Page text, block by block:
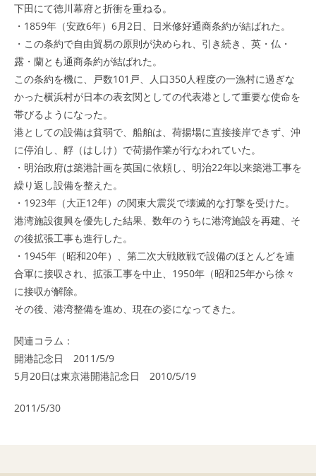
下田にて徳川幕府と折衝を重ねる。
・1859年（安政6年）6月2日、日米修好通商条約が結ばれた。
・この条約で自由貿易の原則が決められ、引き続き、英・仏・
露・蘭とも通商条約が結ばれた。
この条約を機に、戸数101戸、人口350人程度の一漁村に過ぎな
かった横浜村が日本の表玄関としての代表港として重要な使命を
帯びるようになった。
港としての設備は貧弱で、船舶は、荷揚場に直接接岸できず、沖
に停泊し、艀（はしけ）で荷揚作業が行なわれていた。
・明治政府は築港計画を英国に依頼し、明治22年以来築港工事を
繰り返し設備を整えた。
・1923年（大正12年）の関東大震災で壊滅的な打撃を受けた。
港湾施設復興を優先した結果、数年のうちに港湾施設を再建、そ
の後拡張工事も進行した。
・1945年（昭和20年）、第二次大戦敗戦で設備のほとんどを連
合軍に接収され、拡張工事を中止、1950年（昭和25年から徐々
に接収が解除。
その後、港湾整備を進め、現在の姿になってきた。
関連コラム：
開港記念日 2011/5/9
5月20日は東京港開港記念日 2010/5/19
2011/5/30